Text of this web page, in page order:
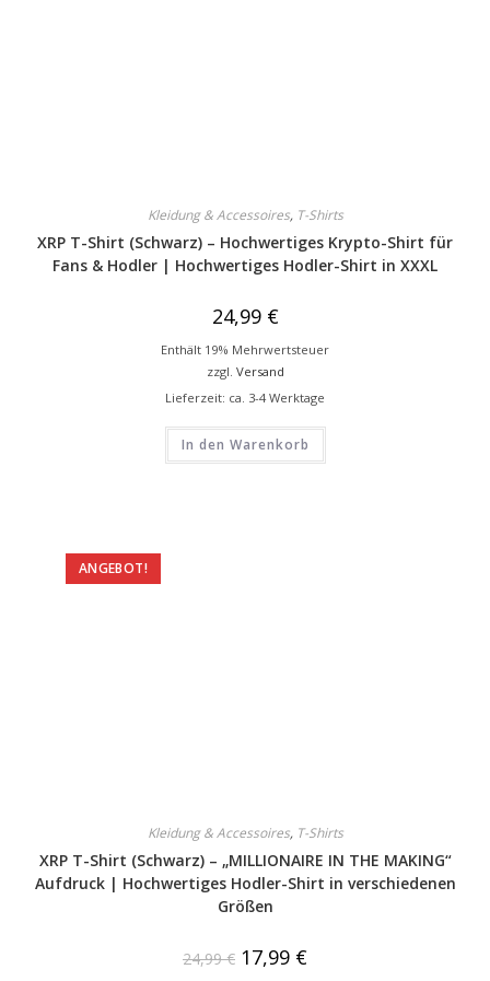
Kleidung & Accessoires, T-Shirts
XRP T-Shirt (Schwarz) – Hochwertiges Krypto-Shirt für
Fans & Hodler | Hochwertiges Hodler-Shirt in XXXL
24,99 €
Enthält 19% Mehrwertsteuer
zzgl. Versand
Lieferzeit: ca. 3-4 Werktage
In den Warenkorb
ANGEBOT!
Kleidung & Accessoires, T-Shirts
XRP T-Shirt (Schwarz) – „MILLIONAIRE IN THE MAKING“
Aufdruck | Hochwertiges Hodler-Shirt in verschiedenen
Größen
24,99€ 17,99 €